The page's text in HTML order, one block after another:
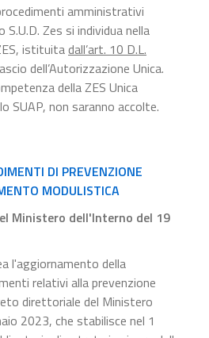
amministrativi
Zes si individua nella
istituitadall’art. 10 D.L.
dell’Autorizzazione Unica.
della ZES Unica
SUAP, non saranno accolte.
DI PREVENZIONE
MODULISTICA
Ministero dell'Interno del 19
l'aggiornamento della
relativi alla prevenzione
direttoriale del Ministero
2023, che stabilisce nel 1